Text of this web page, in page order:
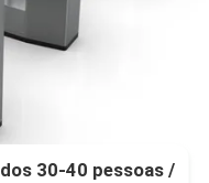
30-40 pessoas /